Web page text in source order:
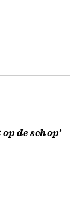
de schop’